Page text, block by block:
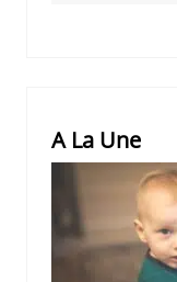
A La Une